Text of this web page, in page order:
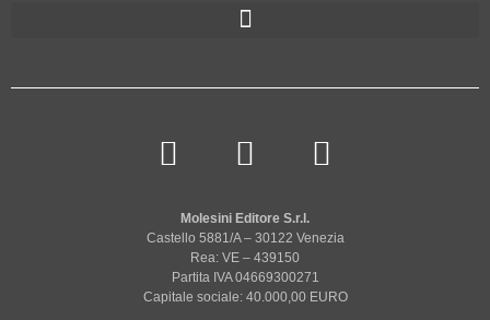
Molesini Editore S.r.l.
Castello 5881/A – 30122 Venezia
Rea: VE – 439150
Partita IVA 04669300271
Capitale sociale: 40.000,00 EURO